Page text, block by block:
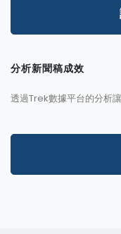
分析新聞稿成效
透過Trek數據平台的分析